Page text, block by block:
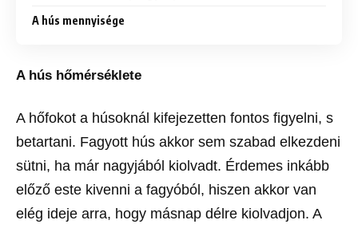
A hús mennyisége
A hús hőmérséklete
A hőfokot a húsoknál kifejezetten fontos figyelni, s
betartani. Fagyott hús akkor sem szabad elkezdeni
sütni, ha már nagyjából kiolvadt. Érdemes inkább
előző este kivenni a fagyóból, hiszen akkor van
elég ideje arra, hogy másnap délre kiolvadjon. A